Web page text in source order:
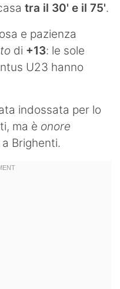
tra il 30' e il 75'.
e pazienza
di +13: le sole
U23 hanno
indossata per lo
ma è onore
Brighenti.